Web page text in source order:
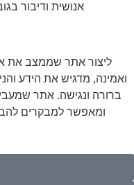
אנושית ודיבור
ליצור אתר שממצב את
ואמינה, מדגיש את הידע
ברורה ונגישה. אתר
ומאפשר למבקרים